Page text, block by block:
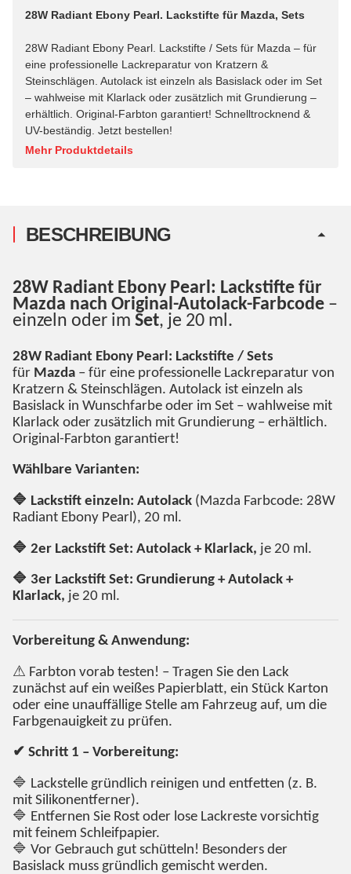
28W Radiant Ebony Pearl. Lackstifte für Mazda, Sets
28W Radiant Ebony Pearl. Lackstifte / Sets für Mazda – für
eine professionelle Lackreparatur von Kratzern &
Steinschlägen. Autolack ist einzeln als Basislack oder im Set
– wahlweise mit Klarlack oder zusätzlich mit Grundierung –
erhältlich. Original-Farbton garantiert! Schnelltrocknend &
UV-beständig. Jetzt bestellen!
Mehr Produktdetails
BESCHREIBUNG
28W Radiant Ebony Pearl: Lackstifte für
Mazda nach Original-Autolack-Farbcode –
einzeln oder im Set, je 20 ml.
28W Radiant Ebony Pearl: Lackstifte / Sets
für Mazda – für eine professionelle Lackreparatur von
Kratzern & Steinschlägen. Autolack ist einzeln als
Basislack in Wunschfarbe oder im Set – wahlweise mit
Klarlack oder zusätzlich mit Grundierung – erhältlich.
Original-Farbton garantiert!
Wählbare Varianten:
🔷 Lackstift einzeln: Autolack (Mazda Farbcode: 28W
Radiant Ebony Pearl), 20 ml.
🔷 2er Lackstift Set: Autolack + Klarlack, je 20 ml.
🔷 3er Lackstift Set: Grundierung + Autolack +
Klarlack, je 20 ml.
Vorbereitung & Anwendung:
⚠ Farbton vorab testen! – Tragen Sie den Lack
zunächst auf ein weißes Papierblatt, ein Stück Karton
oder eine unauffällige Stelle am Fahrzeug auf, um die
Farbgenauigkeit zu prüfen.
✔ Schritt 1 – Vorbereitung:
🔷 Lackstelle gründlich reinigen und entfetten (z. B.
mit Silikonentferner).
🔷 Entfernen Sie Rost oder lose Lackreste vorsichtig
mit feinem Schleifpapier.
🔷 Vor Gebrauch gut schütteln! Besonders der
Basislack muss gründlich gemischt werden.